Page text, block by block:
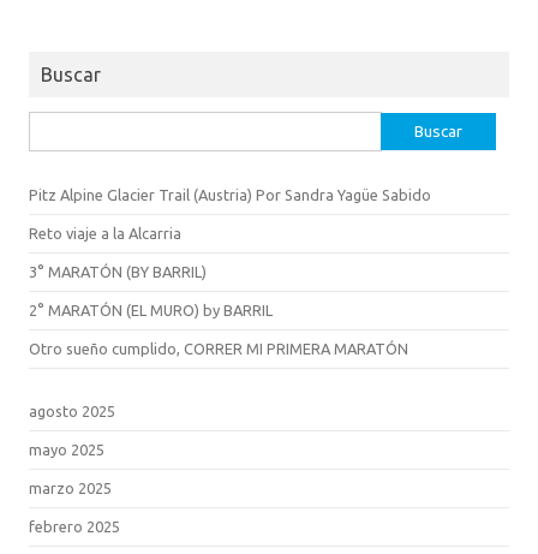
Buscar
Pitz Alpine Glacier Trail (Austria) Por Sandra Yagüe Sabido
Reto viaje a la Alcarria
3° MARATÓN (BY BARRIL)
2° MARATÓN (EL MURO) by BARRIL
Otro sueño cumplido, CORRER MI PRIMERA MARATÓN
agosto 2025
mayo 2025
marzo 2025
febrero 2025